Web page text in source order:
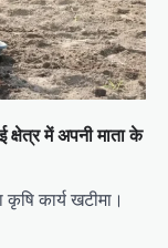
क्षेत्र में अपनी माता के
कार्य खटीमा।